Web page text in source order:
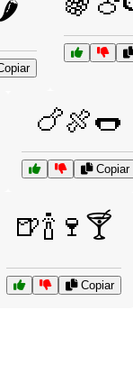
🍗🍖🌭
Copiar
🍺🍾🍷🍸
Copiar